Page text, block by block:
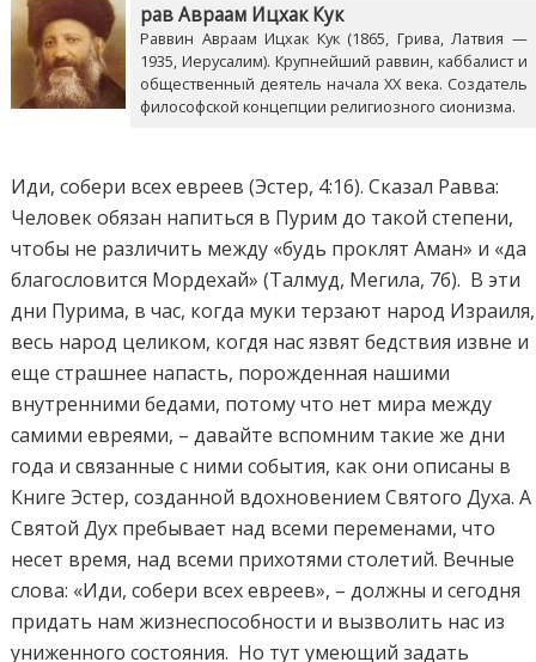
рав Авраам Ицхак Кук
Раввин Авраам Ицхак Кук (1865, Грива, Латвия —
1935, Иерусалим). Крупнейший раввин, каббалист и
общественный деятель начала XX века. Создатель
философской концепции религиозного сионизма.
Иди, собери всех евреев (Эстер, 4:16). Сказал Равва:
Человек обязан напиться в Пурим до такой степени,
чтобы не различить между «будь проклят Аман» и «да
благословится Мордехай» (Талмуд, Мегила, 7б). В эти
дни Пурима, в час, когда муки терзают народ Израиля,
весь народ целиком, когдя нас язвят бедствия извне и
еще страшнее напасть, порожденная нашими
внутренними бедами, потому что нет мира между
самими евреями, – давайте вспомним такие же дни
года и связанные с ними события, как они описаны в
Книге Эстер, созданной вдохновением Святого Духа. А
Святой Дух пребывает над всеми переменами, что
несет время, над всеми прихотями столетий. Вечные
слова: «Иди, собери всех евреев», – должны и сегодня
придать нам жизнеспособности и вызволить нас из
униженного состояния. Но тут умеющий задать